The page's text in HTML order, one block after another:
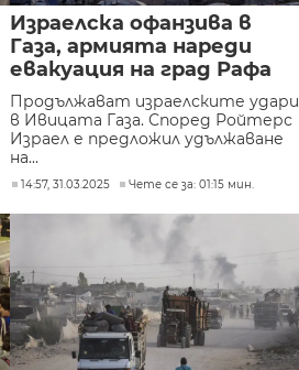
Израелска офанзива в
Газа, армията нареди
евакуация на град Рафа
Продължават израелските удари
в Ивицата Газа. Според Ройтерс
Израел е предложил удължаване
на...
14:57, 31.03.2025 Чете се за: 01:15 мин.